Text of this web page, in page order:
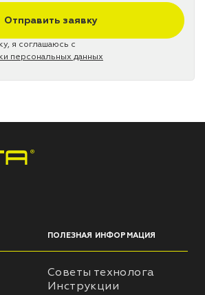
Отправить заявку
я соглашаюсь с
персональных данных
ПОЛЕЗНАЯ ИНФОРМАЦИЯ
Советы технолога
Инструкции